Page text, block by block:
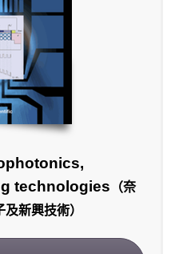
technologies （奈
新興技術）